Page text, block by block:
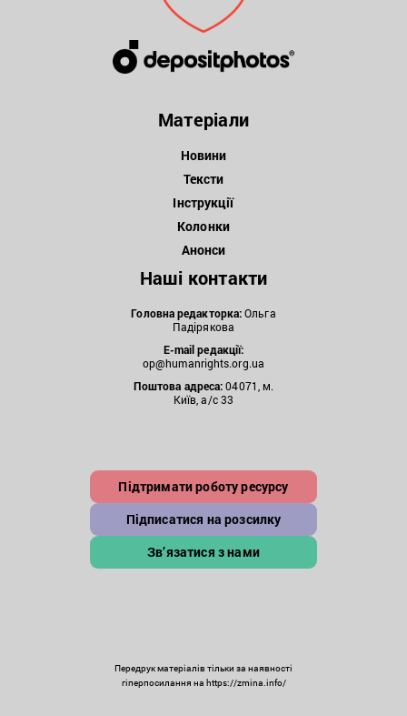
Матеріали
Новини
Тексти
Інструкції
Колонки
Анонси
Наші контакти
Головна редакторка:Ольга
Падірякова
E-mail редакції:
op@humanrights.org.ua
Поштова адреса:04071, м.
Київ, а/с 33
Підтримати роботу ресурсу
Підписатися на розсилку
Зв’язатися з нами
Передрук матеріалів тільки за наявності
гіперпосилання на https://zmina.info/